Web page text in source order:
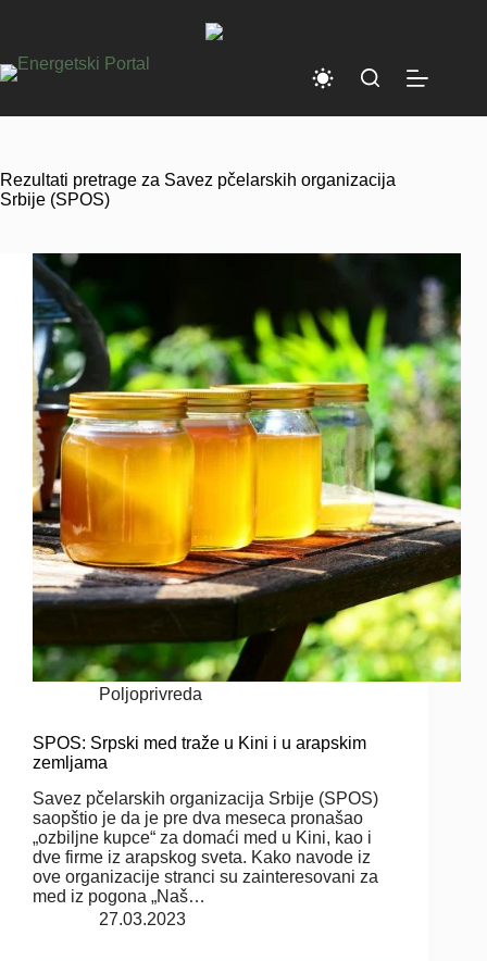
Rezultati pretrage za Savez pčelarskih organizacija
Srbije (SPOS)
Poljoprivreda
SPOS: Srpski med traže u Kini i u arapskim
zemljama
Savez pčelarskih organizacija Srbije (SPOS)
saopštio je da je pre dva meseca pronašao
„ozbiljne kupce“ za domaći med u Kini, kao i
dve firme iz arapskog sveta. Kako navode iz
ove organizacije stranci su zainteresovani za
med iz pogona „Naš…
27.03.2023